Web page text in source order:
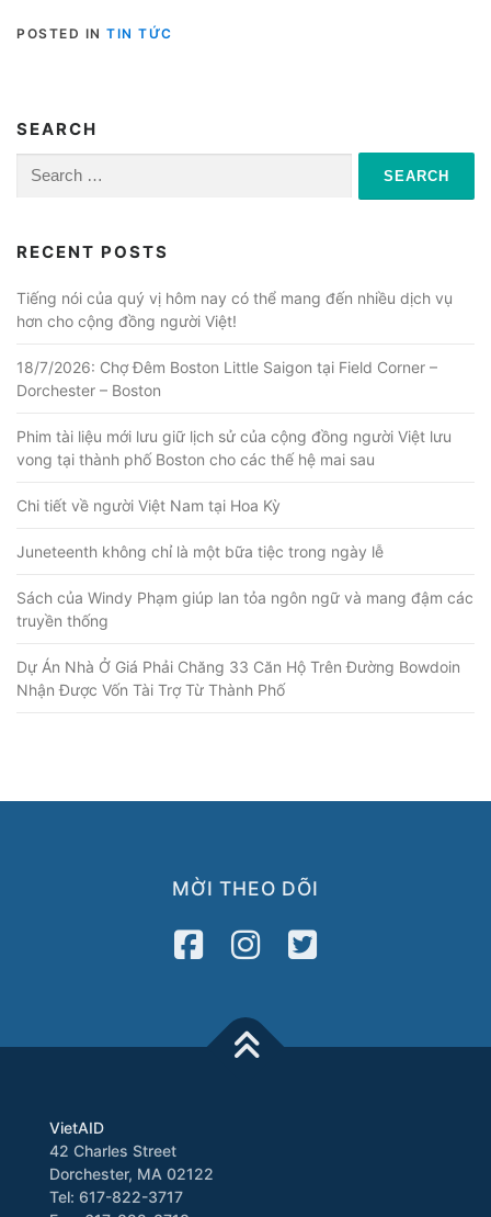
POSTED IN TIN TỨC
SEARCH
Search
for:
RECENT POSTS
Tiếng nói của quý vị hôm nay có thể mang đến nhiều dịch vụ
hơn cho cộng đồng người Việt!
18/7/2026: Chợ Đêm Boston Little Saigon tại Field Corner –
Dorchester – Boston
Phim tài liệu mới lưu giữ lịch sử của cộng đồng người Việt lưu
vong tại thành phố Boston cho các thế hệ mai sau
Chi tiết về người Việt Nam tại Hoa Kỳ
Juneteenth không chỉ là một bữa tiệc trong ngày lễ
Sách của Windy Phạm giúp lan tỏa ngôn ngữ và mang đậm các
truyền thống
Dự Án Nhà Ở Giá Phải Chăng 33 Căn Hộ Trên Đường Bowdoin
Nhận Được Vốn Tài Trợ Từ Thành Phố
MỜI THEO DÕI
VietAID
42 Charles Street
Dorchester, MA 02122
Tel: 617-822-3717